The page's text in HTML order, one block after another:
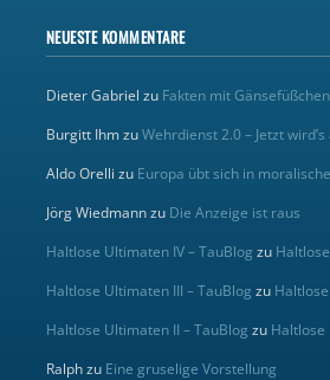
NEUESTE KOMMENTARE
Dieter Gabriel zu Fakten mit Gänsefüßchen
Burgitt IhmzuWehrdienst 2.0 – Jetzt
Aldo Orelli zu Europa übt sich in
Jörg Wiedmannzu Die Anzeige ist raus
Haltlose Ultimaten IV – TauBlog zu
Haltlose Ultimaten III – TauBlog zu
Haltlose Ultimaten II – TauBlog zu
Ralphzu Eine gruselige Vorstellung